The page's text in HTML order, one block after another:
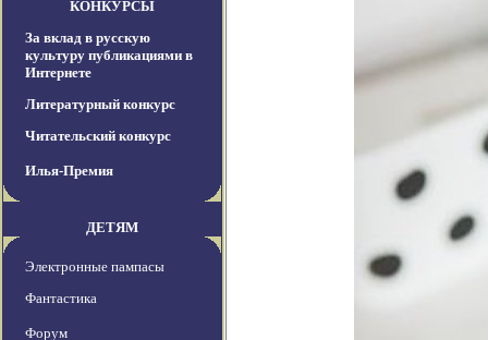
КОНКУРСЫ
За вклад в русскую
культуру публикациями в
Интернете
Литературный конкурс
Читательский конкурс
Илья-Премия
ДЕТЯМ
Электронные пампасы
Фантастика
Форум